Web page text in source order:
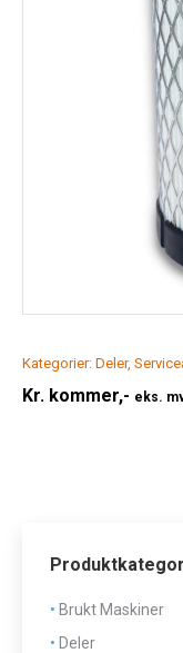
Kategorier: Deler,
Kr. kommer,- eks.
Brukt Maskiner
Deler